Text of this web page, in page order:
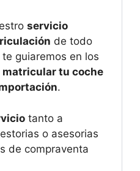
servicio
de todo
guiaremos en los
matricular tu coche
.
tanto a
o asesorias
de compraventa